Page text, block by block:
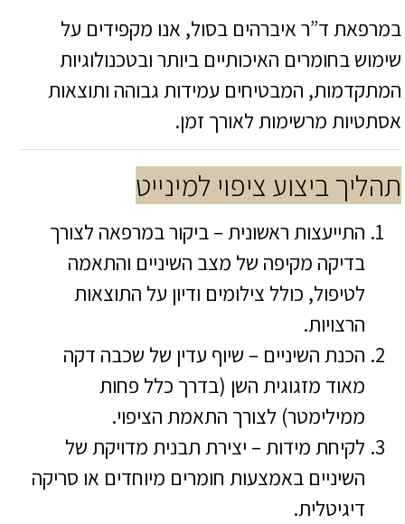
במרפאת ד”ר איברהים בסול, אנו מקפידים על
שימוש בחומרים האיכותיים ביותר ובטכנולוגיות
המתקדמות, המבטיחים עמידות גבוהה ותוצאות
אסתטיות מרשימות לאורך זמן.
תהליך ביצוע ציפוי למינייט
התייעצות ראשונית – ביקור במרפאה לצורך
בדיקה מקיפה של מצב השיניים והתאמה
לטיפול, כולל צילומים ודיון על התוצאות
הרצויות.
הכנת השיניים – שיוף עדין של שכבה דקה
מאוד מזגוגית השן (בדרך כלל פחות
ממילימטר) לצורך התאמת הציפוי.
לקיחת מידות – יצירת תבנית מדויקת של
השיניים באמצעות חומרים מיוחדים או סריקה
דיגיטלית.